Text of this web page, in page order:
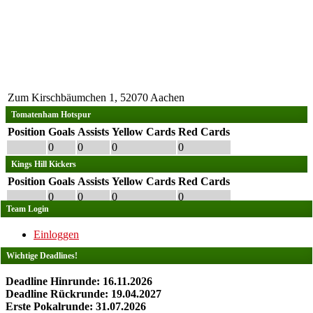
Zum Kirschbäumchen 1, 52070 Aachen
Tomatenham Hotspur
Position Goals Assists Yellow Cards Red Cards
0
0 0 0
Kings Hill Kickers
Position Goals Assists Yellow Cards Red Cards
0
0 0 0
Team Login
Einloggen
Wichtige Deadlines!
Deadline Hinrunde: 16.11.2026
Deadline Rückrunde: 19.04.2027
Erste Pokalrunde: 31.07.2026